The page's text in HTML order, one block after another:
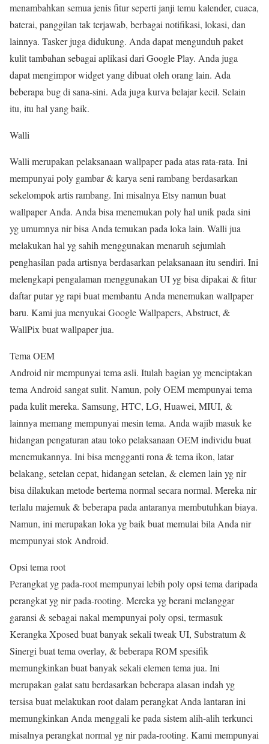
menambahkan semua jenis fitur seperti janji temu kalender, cuaca,
baterai, panggilan tak terjawab, berbagai notifikasi, lokasi, dan
lainnya. Tasker juga didukung. Anda dapat mengunduh paket
kulit tambahan sebagai aplikasi dari Google Play. Anda juga
dapat mengimpor widget yang dibuat oleh orang lain. Ada
beberapa bug di sana-sini. Ada juga kurva belajar kecil. Selain
itu, itu hal yang baik.
Walli
Walli merupakan pelaksanaan wallpaper pada atas rata-rata. Ini
mempunyai poly gambar & karya seni rambang berdasarkan
sekelompok artis rambang. Ini misalnya Etsy namun buat
wallpaper Anda. Anda bisa menemukan poly hal unik pada sini
yg umumnya nir bisa Anda temukan pada loka lain. Walli jua
melakukan hal yg sahih menggunakan menaruh sejumlah
penghasilan pada artisnya berdasarkan pelaksanaan itu sendiri. Ini
melengkapi pengalaman menggunakan UI yg bisa dipakai & fitur
daftar putar yg rapi buat membantu Anda menemukan wallpaper
baru. Kami jua menyukai Google Wallpapers, Abstruct, &
WallPix buat wallpaper jua.
Tema OEM
Android nir mempunyai tema asli. Itulah bagian yg menciptakan
tema Android sangat sulit. Namun, poly OEM mempunyai tema
pada kulit mereka. Samsung, HTC, LG, Huawei, MIUI, &
lainnya memang mempunyai mesin tema. Anda wajib masuk ke
hidangan pengaturan atau toko pelaksanaan OEM individu buat
menemukannya. Ini bisa mengganti rona & tema ikon, latar
belakang, setelan cepat, hidangan setelan, & elemen lain yg nir
bisa dilakukan metode bertema normal secara normal. Mereka nir
terlalu majemuk & beberapa pada antaranya membutuhkan biaya.
Namun, ini merupakan loka yg baik buat memulai bila Anda nir
mempunyai stok Android.
Opsi tema root
Perangkat yg pada-root mempunyai lebih poly opsi tema daripada
perangkat yg nir pada-rooting. Mereka yg berani melanggar
garansi & sebagai nakal mempunyai poly opsi, termasuk
Kerangka Xposed buat banyak sekali tweak UI, Substratum &
Sinergi buat tema overlay, & beberapa ROM spesifik
memungkinkan buat banyak sekali elemen tema jua. Ini
merupakan galat satu berdasarkan beberapa alasan indah yg
tersisa buat melakukan root dalam perangkat Anda lantaran ini
memungkinkan Anda menggali ke pada sistem alih-alih terkunci
misalnya perangkat normal yg nir pada-rooting. Kami mempunyai